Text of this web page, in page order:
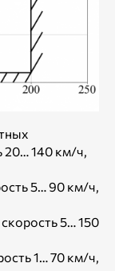
20… 140 км/ч,
5… 90 км/ч,
5… 150
1… 70 км/ч,